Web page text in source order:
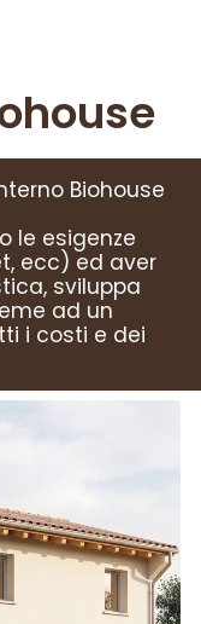
Biohouse
le esigenze
ecc) ed aver
sviluppa
ad un
i costi e dei